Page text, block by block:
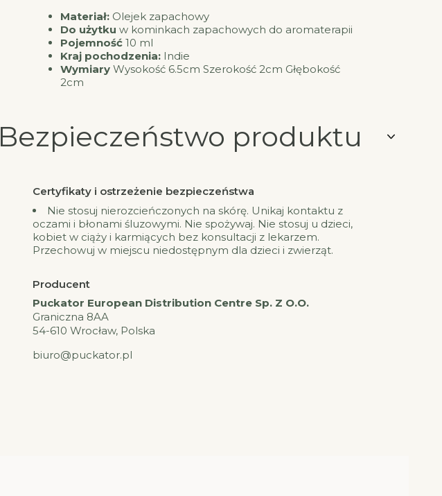
Materiał: Olejek zapachowy
Do użytku w kominkach zapachowych do aromaterapii
Pojemność10 ml
Kraj pochodzenia:Indie
WymiaryWysokość 6.5cm Szerokość 2cm Głębokość
2cm
Bezpieczeństwo produktu
Certyfikaty i ostrzeżenie bezpieczeństwa
Nie stosuj nierozcieńczonych na skórę. Unikaj kontaktu z
oczami i błonami śluzowymi. Nie spożywaj. Nie stosuj u dzieci,
kobiet w ciąży i karmiących bez konsultacji z lekarzem.
Przechowuj w miejscu niedostępnym dla dzieci i zwierząt.
Producent
Puckator European Distribution Centre Sp. Z O.O.
Graniczna 8AA
54-610 Wrocław, Polska
biuro@puckator.pl